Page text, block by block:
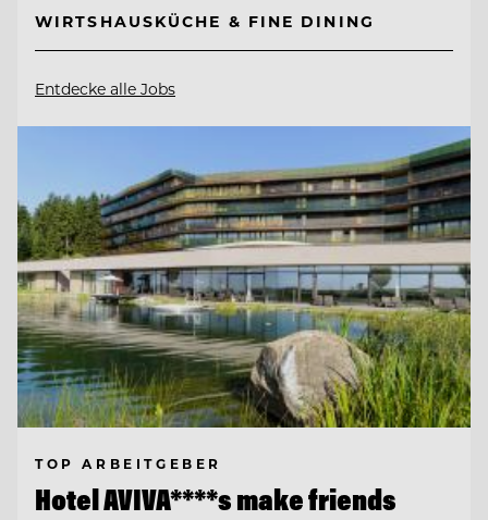
WIRTSHAUSKÜCHE & FINE DINING
Entdecke alle Jobs
TOP ARBEITGEBER
Hotel AVIVA****s make friends